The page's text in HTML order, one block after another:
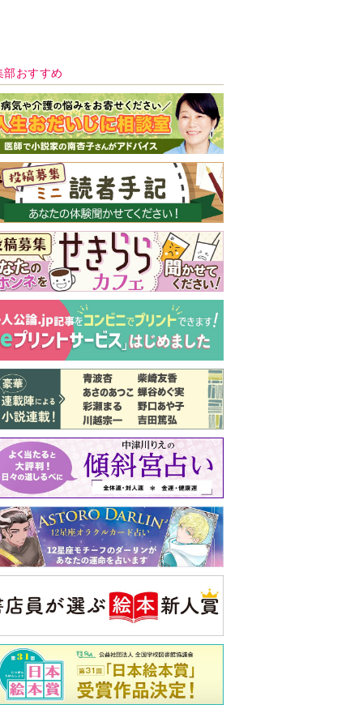
号 好評発売中！
実家の処分から終
の棲家までどうす
る？60代からの家
モンダイ
最新号
バックナンバー
注目トピ
結婚1か月で離婚を決めました。本当に
よかったのでしょうか
義実家について、義弟が私へ怒りのLINE
見知らぬ女性からの悪意 どうしたらよ
いか
公論新社の本
52ヘルツのクジラたち
町田そのこ 著詳しくみる
フォメーション